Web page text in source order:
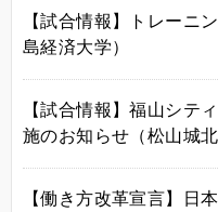
【試合情報】トレーニ
島経済大学）
【試合情報】福山シテ
施のお知らせ（松山城北
【働き方改革宣言】日